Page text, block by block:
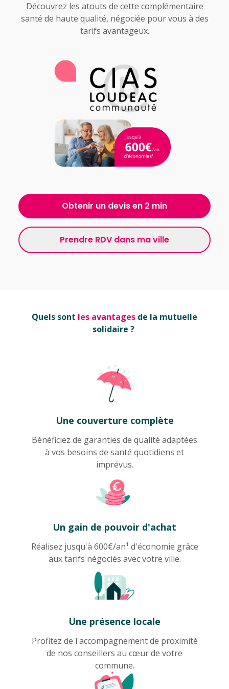
Découvrez les atouts de cette complémentaire
santé de haute qualité, négociée pour vous à des
tarifs avantageux.
Obtenir un devis en 2 min
Prendre RDV dans ma ville
Quels sont les avantages de la mutuelle
solidaire ?
Une couverture complète
Bénéficiez de garanties de qualité adaptées
à vos besoins de santé quotidiens et
imprévus.
Un gain de pouvoir d'achat
Réalisez jusqu'à 600€/an¹ d'économie grâce
aux tarifs négociés avec votre ville.
Une présence locale
Profitez de l'accompagnement de proximité
de nos conseillers au cœur de votre
commune.